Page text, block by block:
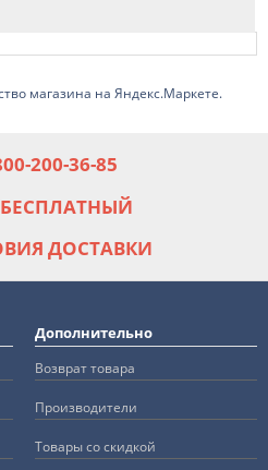
200-36-85
ДОСТАВКИ
Дополнительно
Возврат товара
Производители
Товары со скидкой